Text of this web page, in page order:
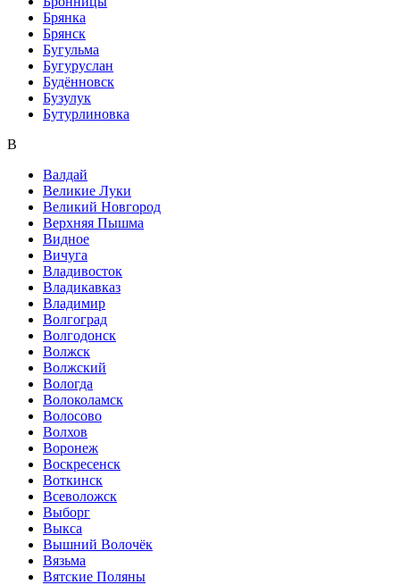
Брянка
Брянск
Бугульма
Бугуруслан
Будённовск
Бузулук
Бутурлиновка
В
Валдай
Великие Луки
Великий Новгород
Верхняя Пышма
Видное
Вичуга
Владивосток
Владикавказ
Владимир
Волгоград
Волгодонск
Волжск
Волжский
Вологда
Волоколамск
Волосово
Волхов
Воронеж
Воскресенск
Воткинск
Всеволожск
Выборг
Выкса
Вышний Волочёк
Вязьма
Вятские Поляны